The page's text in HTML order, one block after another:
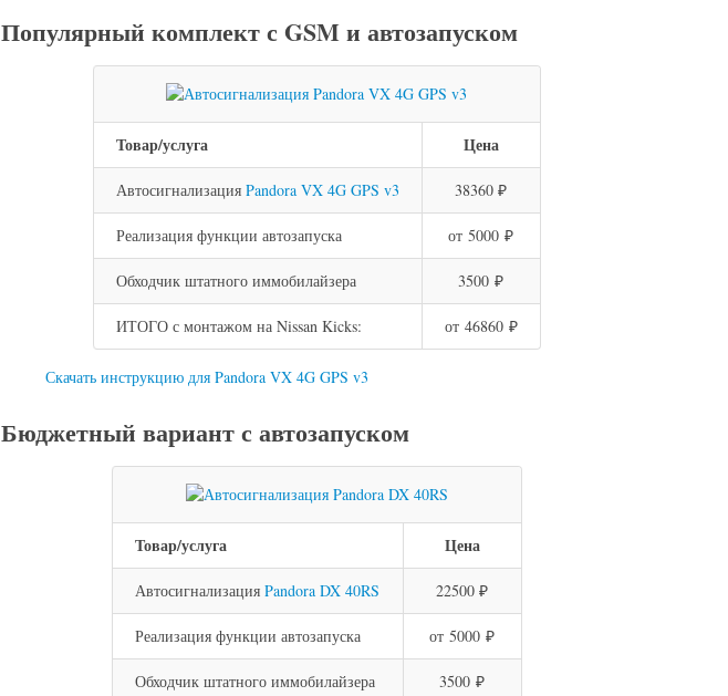
Популярный комплект с GSM и автозапуском
Товар/услуга Цена
Автосигнализация Pandora VX 4G GPS v3 38360 ₽
Реализация функции автозапуска от 5000 ₽
Обходчик штатного иммобилайзера 3500 ₽
ИТОГО с монтажом на Nissan Kicks: от 46860 ₽
Скачать инструкцию для Pandora VX 4G GPS v3
Бюджетный вариант с автозапуском
Товар/услуга Цена
Автосигнализация Pandora DX 40RS 22500 ₽
Реализация функции автозапуска от 5000 ₽
Обходчик штатного иммобилайзера 3500 ₽